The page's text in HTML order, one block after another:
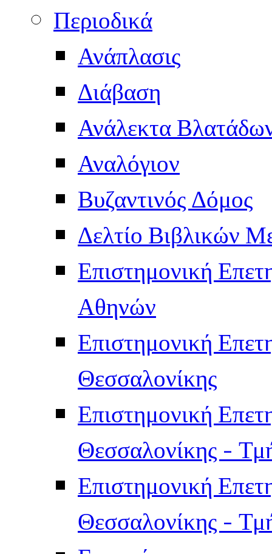
Περιοδικά
Ανάπλασις
Διάβαση
Ανάλεκτα
Αναλόγιον
Βυζαντινός Δόμος
Δελτίο Βιβλικών
Επιστημονική
Αθηνών
Επιστημονική
Θεσσαλονίκης
Επιστημονική
Θεσσαλονίκης -
Επιστημονική
Θεσσαλονίκης -